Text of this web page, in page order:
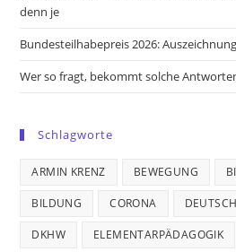
denn je
Bundesteilhabepreis 2026:
Wer so fragt, bekommt solche
Schlagworte
ARMIN KRENZ BEWEGUNG
BILDUNG CORONA
DKHW ELEMENTARPÄDAGOGIK